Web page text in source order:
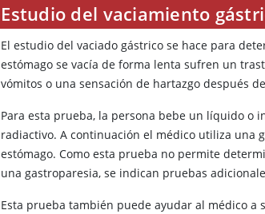
Estudio del vaciamiento
El estudio del vaciado gástrico se hace para
estómago se vacía de forma lenta sufren un
vómitos o una sensación de hartazgo después
Para esta prueba, la persona bebe un líquido
radiactivo. A continuación el médico utiliza una
estómago. Como esta prueba no permite
una gastroparesia, se indican pruebas
Esta prueba también puede ayudar al médico a